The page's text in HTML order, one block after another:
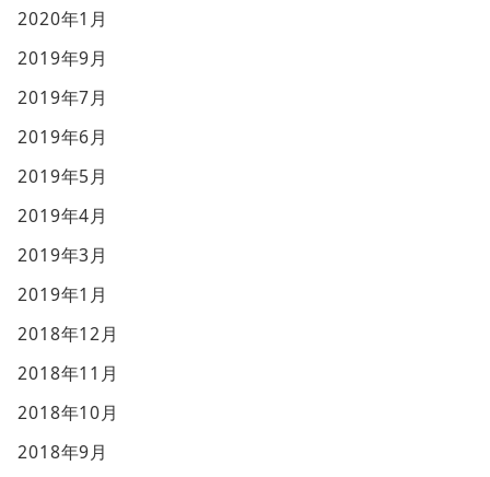
2020年1月
2019年9月
2019年7月
2019年6月
2019年5月
2019年4月
2019年3月
2019年1月
2018年12月
2018年11月
2018年10月
2018年9月